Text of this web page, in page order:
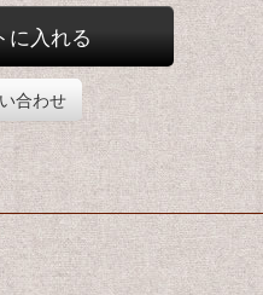
に入れる
合わせ